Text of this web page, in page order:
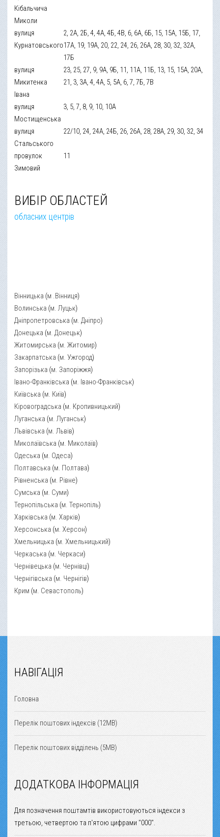
Кібальчича
Миколи
вулиця
Курнатовського
2, 2А, 2Б, 4, 4А, 4Б, 4В, 6, 6А, 6Б, 15, 15А, 15Б, 17,
17А, 19, 19А, 20, 22, 24, 26, 26А, 28, 30, 32, 32А,
17Б
вулиця
Микитенка
Івана
23, 25, 27, 9, 9А, 9Б, 11, 11А, 11Б, 13, 15, 15А, 20А,
21, 3, 3А, 4, 4А, 5, 5А, 6, 7, 7Б, 7В
вулиця
Мостищенська
3, 5, 7, 8, 9, 10, 10А
вулиця
Стальського
22/10, 24, 24А, 24Б, 26, 26А, 28, 28А, 29, 30, 32, 34
провулок
Зимовий
11
ВИБІР ОБЛАСТЕЙ
обласних центрів
Вінницька (м .Вінниця)
Волинська (м. Луцьк)
Дніпропетровська (м. Дніпро)
Донецька (м. Донецьк)
Житомирська (м. Житомир)
Закарпатська (м. Ужгород)
Запорізька (м. Запоріжжя)
Івано-Франківська (м. Івано-Франківськ)
Київська (м. Київ)
Кіровоградська (м. Кропивницький)
Луганська (м. Луганськ)
Львівська (м. Львів)
Миколаївська (м. Миколаїв)
Одеська (м. Одеса)
Полтавська (м. Полтава)
Рівненська (м. Рівне)
Сумська (м. Суми)
Тернопільська (м. Тернопіль)
Харківська (м. Харків)
Херсонська (м. Херсон)
Хмельницька (м. Хмельницький)
Черкаська (м. Черкаси)
Чернівецька (м. Чернівці)
Чернігівська (м. Чернігів)
Крим (м. Севастополь)
НАВІГАЦІЯ
Головна
Перелік поштових індексів (12MB)
Перелік поштових відділень (5MB)
ДОДАТКОВА ІНФОРМАЦІЯ
Для позначення поштамтів використовуються індекси з
третьою, четвертою та п'ятою цифрами "000".